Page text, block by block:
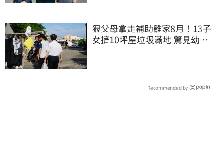
狠父母拿走補助離家8月！13子
女擠10坪屋垃圾滿地 驚見幼童
Recommended by